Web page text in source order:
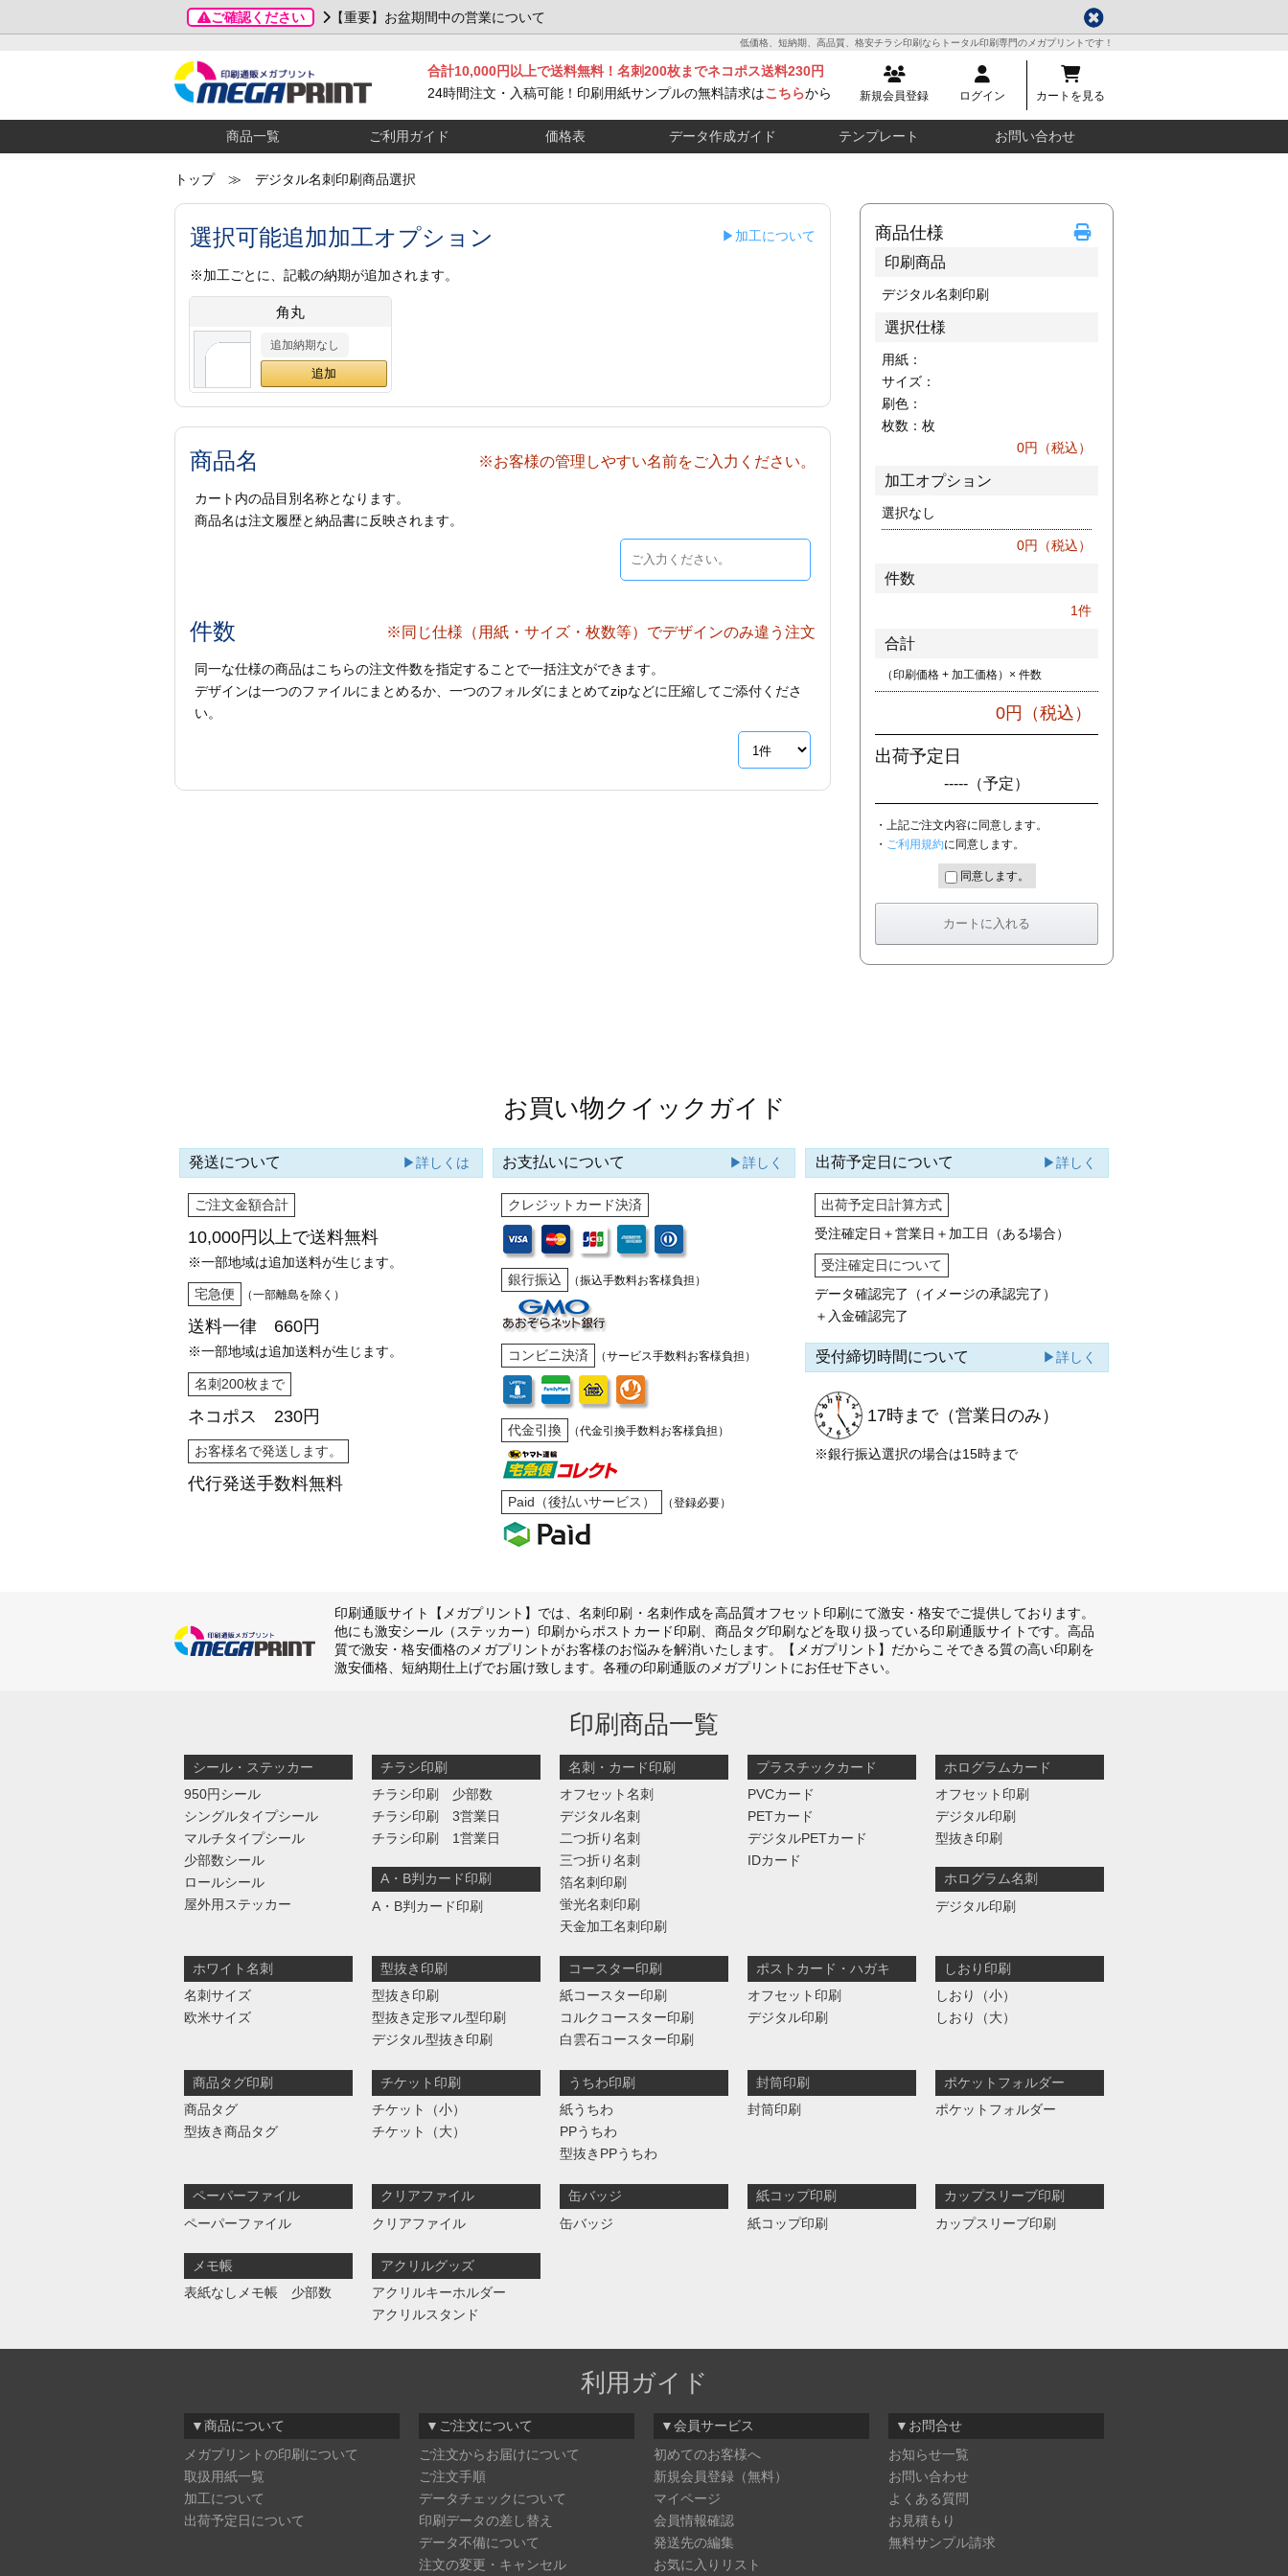
ご確認ください 【重要】お盆期間中の営業について
低価格、短納期、高品質、格安チラシ印刷ならトータル印刷専門のメガプリントです！
新規会員登録 ログイン カートを見る
合計10,000円以上で送料無料！名刺200枚までネコポス送料230円
24時間注文・入稿可能！印刷用紙サンプルの無料請求はこちらから
商品一覧 ご利用ガイド 価格表 データ作成ガイド テンプレート お問い合わせ
トップ≫ デジタル名刺印刷商品選択
選択可能追加加工オプション ▶加工について
※加工ごとに、記載の納期が追加されます。
角丸
追加納期なし
商品名 ※お客様の管理しやすい名前をご入力ください。
カート内の品目別名称となります。
商品名は注文履歴と納品書に反映されます。
件数 ※同じ仕様（用紙・サイズ・枚数等）でデザインのみ違う注文
同一な仕様の商品はこちらの注文件数を指定することで一括注文ができます。
デザインは一つのファイルにまとめるか、一つのフォルダにまとめてzipなどに圧縮してご添付くださ
い。
商品仕様
印刷商品
デジタル名刺印刷
選択仕様
用紙：
サイズ：
刷色：
枚数： 枚
0円（税込）
加工オプション
選択なし
0円（税込）
件数
1件
合計
（印刷価格 + 加工価格）× 件数
0円（税込）
出荷予定日
----- （予定）
・上記ご注文内容に同意します。
・ ご利用規約に同意します。
同意します。
お買い物クイックガイド
発送について ▶詳しくは
ご注文金額合計
10,000円以上で送料無料
※一部地域は追加送料が生じます。
宅急便 （一部離島を除く）
送料一律 660円
※一部地域は追加送料が生じます。
名刺200枚まで
ネコポス 230円
お客様名で発送します。
代行発送手数料無料
お支払いについて ▶詳しく
クレジットカード決済
銀行振込 （振込手数料お客様負担）
コンビニ決済 （サービス手数料お客様負担）
代金引換 （代金引換手数料お客様負担）
Paid（後払いサービス） （登録必要）
出荷予定日について ▶詳しく
出荷予定日計算方式
受注確定日＋営業日＋加工日（ある場合）
受注確定日について
データ確認完了（イメージの承認完了）
＋入金確認完了
受付締切時間について ▶詳しく
17時まで（営業日のみ）
※銀行振込選択の場合は15時まで
印刷通販サイト【メガプリント】では、名刺印刷・名刺作成を高品質オフセット印刷にて激安・格安でご提供しております。
他にも激安シール（ステッカー）印刷からポストカード印刷、商品タグ印刷などを取り扱っている印刷通販サイトです。高品
質で激安・格安価格のメガプリントがお客様のお悩みを解消いたします。【メガプリント】だからこそできる質の高い印刷を
激安価格、短納期仕上げでお届け致します。各種の印刷通販のメガプリントにお任せ下さい。
印刷商品一覧
シール・ステッカー
950円シール
シングルタイプシール
マルチタイプシール
少部数シール
ロールシール
屋外用ステッカー
チラシ印刷
チラシ印刷 少部数
チラシ印刷 3営業日
チラシ印刷 1営業日
A・B判カード印刷
A・B判カード印刷
名刺・カード印刷
オフセット名刺
デジタル名刺
二つ折り名刺
三つ折り名刺
箔名刺印刷
蛍光名刺印刷
天金加工名刺印刷
プラスチックカード
PVCカード
PETカード
デジタルPETカード
IDカード
ホログラムカード
オフセット印刷
デジタル印刷
型抜き印刷
ホログラム名刺
デジタル印刷
ホワイト名刺
名刺サイズ
欧米サイズ
型抜き印刷
型抜き印刷
型抜き定形マル型印刷
デジタル型抜き印刷
コースター印刷
紙コースター印刷
コルクコースター印刷
白雲石コースター印刷
ポストカード・ハガキ
オフセット印刷
デジタル印刷
しおり印刷
しおり（小）
しおり（大）
商品タグ印刷
商品タグ
型抜き商品タグ
チケット印刷
チケット（小）
チケット（大）
うちわ印刷
紙うちわ
PPうちわ
型抜きPPうちわ
封筒印刷
封筒印刷
ポケットフォルダー
ポケットフォルダー
ペーパーファイル
ペーパーファイル
クリアファイル
クリアファイル
缶バッジ
缶バッジ
紙コップ印刷
紙コップ印刷
カップスリーブ印刷
カップスリーブ印刷
メモ帳
表紙なしメモ帳 少部数
アクリルグッズ
アクリルキーホルダー
アクリルスタンド
利用ガイド
▼商品について
メガプリントの印刷について
取扱用紙一覧
加工について
出荷予定日について
▼ご注文について
ご注文からお届けについて
ご注文手順
データチェックについて
印刷データの差し替え
データ不備について
注文の変更・キャンセル
▼会員サービス
初めてのお客様へ
新規会員登録（無料）
マイページ
会員情報確認
発送先の編集
お気に入りリスト
▼お問合せ
お知らせ一覧
お問い合わせ
よくある質問
お見積もり
無料サンプル請求